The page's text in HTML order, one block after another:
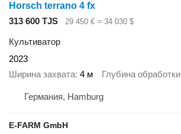
Horsch terrano 4 fx
313 600 TJS
29 450 € ≈ 34 030 $
Культиватор
2023
Ширина захвата 4 м Глубина обработки
Германия, Hamburg
E-FARM GmbH